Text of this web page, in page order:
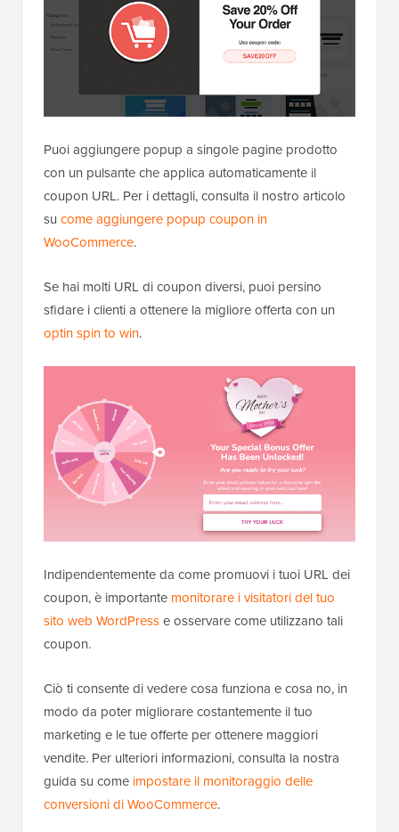
Puoi aggiungere popup a singole pagine prodotto
con un pulsante che applica automaticamente il
coupon URL. Per i dettagli, consulta il nostro articolo
su come aggiungere popup coupon in
WooCommerce.
Se hai molti URL di coupon diversi, puoi persino
sfidare i clienti a ottenere la migliore offerta con un
optin spin to win.
Indipendentemente da come promuovi i tuoi URL dei
coupon, è importante monitorare i visitatori del tuo
sito web WordPresse osservare come utilizzano tali
coupon.
Ciò ti consente di vedere cosa funziona e cosa no, in
modo da poter migliorare costantemente il tuo
marketing e le tue offerte per ottenere maggiori
vendite. Per ulteriori informazioni, consulta la nostra
guida su come impostare il monitoraggio delle
conversioni di WooCommerce.